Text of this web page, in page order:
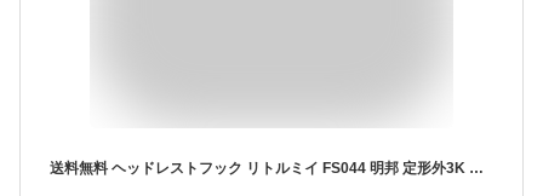
送料無料 ヘッドレストフック リトルミイ FS044 明邦 定形外3K 車 車用 フック ハンガー ヘッドレスト 荷物フック 荷物掛け カーハンガー カーシートフック シートフック MOOMIN ミィ ミイ 北欧 キャラクター かわいい 送料込み